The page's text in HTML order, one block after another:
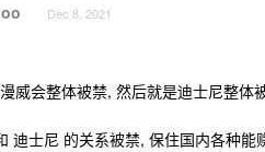
Dec 8, 2021
威会整体被禁, 然后就是迪士尼整体
迪士尼 的关系被禁, 保住国内各种能